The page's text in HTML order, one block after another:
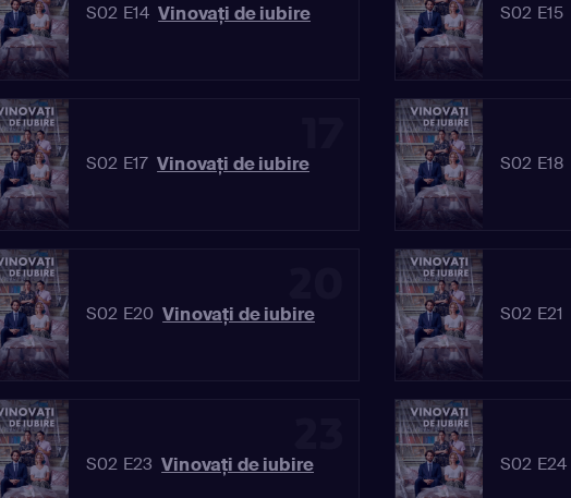
S02 E14 Vinovaţi de iubire S02 E15
S02 E17 Vinovaţi de iubire S02 E18
S02 E20 Vinovaţi de iubire S02 E21
S02 E23 Vinovaţi de iubire S02 E24